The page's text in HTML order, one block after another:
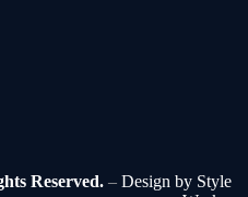
Reserved. – Design by Style